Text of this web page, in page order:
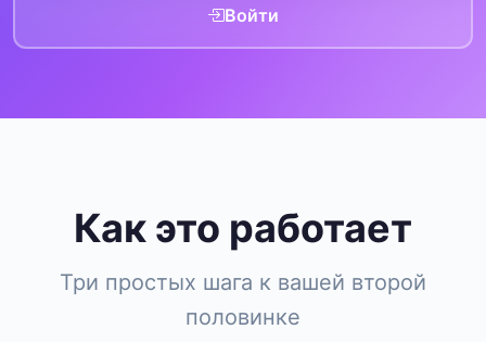
Войти
Как это работает
Три простых шага к вашей второй
половинке